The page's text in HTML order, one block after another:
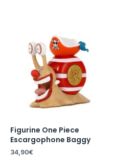
Figurine One Piece
Escargophone Baggy
34,90€